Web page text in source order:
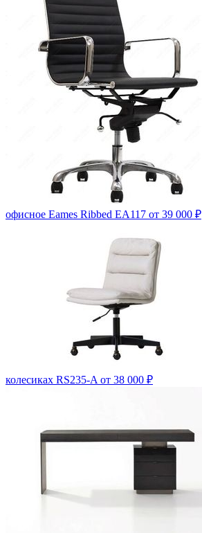
офисное Eames Ribbed EA117 от 39 000 ₽
колесиках RS235-A от 38 000 ₽